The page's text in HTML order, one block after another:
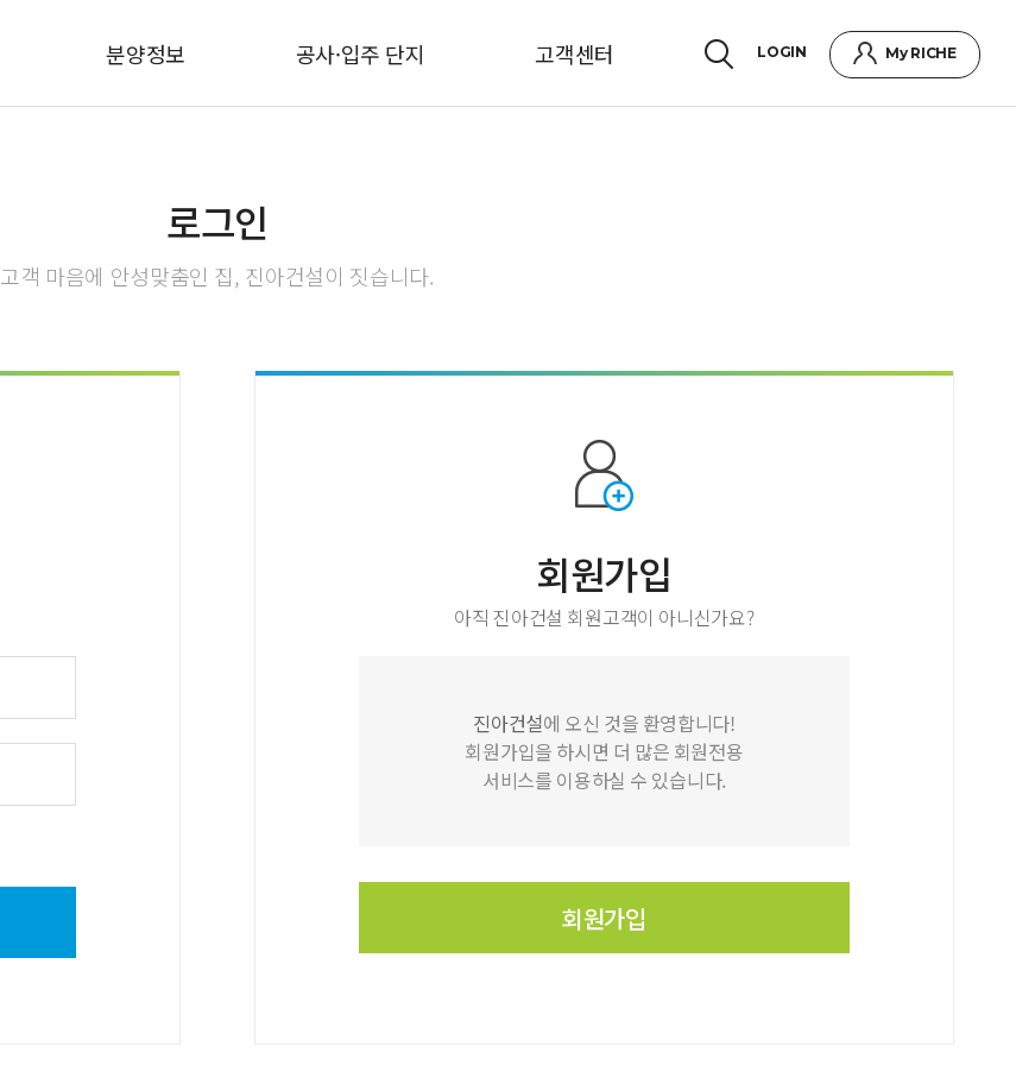
분양정보 공사·입주 단지 고객센터 LOGIN My RICHE
로그인
고객 마음에 안성맞춤인 집, 진아건설이 짓습니다.
회원가입
아직 진아건설 회원고객이 아니신가요?
진아건설에 오신 것을 환영합니다!
회원가입을 하시면 더 많은 회원전용
서비스를 이용하실 수 있습니다.
회원가입